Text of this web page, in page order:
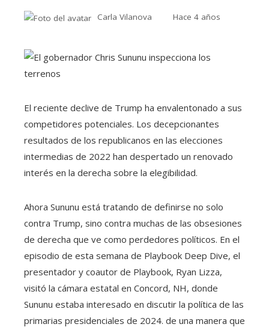
Carla Vilanova Hace 4 años
El reciente declive de Trump ha envalentonado a sus
competidores potenciales. Los decepcionantes
resultados de los republicanos en las elecciones
intermedias de 2022 han despertado un renovado
interés en la derecha sobre la elegibilidad.
Ahora Sununu está tratando de definirse no solo
contra Trump, sino contra muchas de las obsesiones
de derecha que ve como perdedores políticos. En el
episodio de esta semana de Playbook Deep Dive, el
presentador y coautor de Playbook, Ryan Lizza,
visitó la cámara estatal en Concord, NH, donde
Sununu estaba interesado en discutir la política de las
primarias presidenciales de 2024. de una manera que